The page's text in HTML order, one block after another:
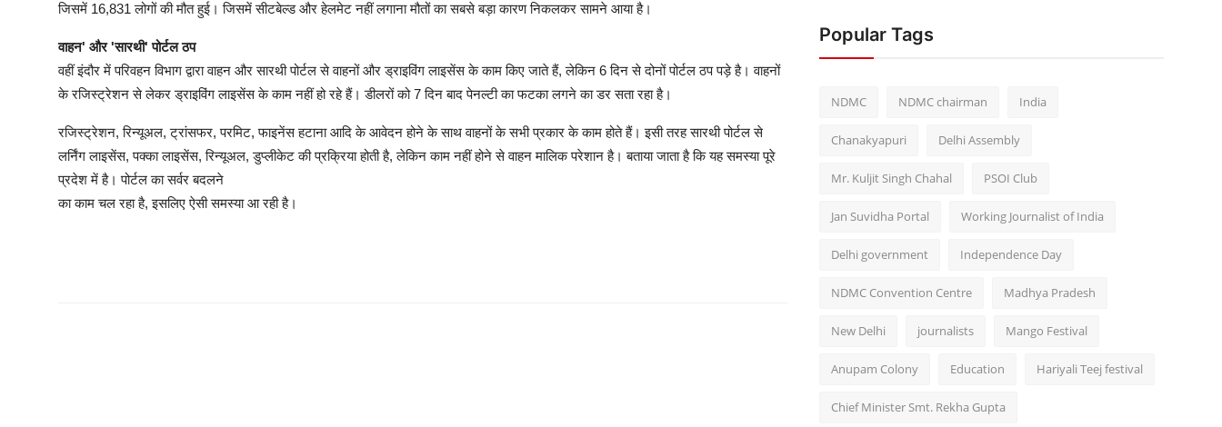
जिसमें 16,831 लोगों की मौत हुई। जिसमें सीटबेल्ड और हेलमेट नहीं लगाना मौतों का सबसे बड़ा कारण निकलकर सामने आया है।
वाहन' और 'सारथी' पोर्टल ठप
वहीं इंदौर में परिवहन विभाग द्वारा वाहन और सारथी पोर्टल से वाहनों और ड्राइविंग लाइसेंस के काम किए जाते हैं, लेकिन 6 दिन से दोनों पोर्टल ठप पड़े है। वाहनों
के रजिस्ट्रेशन से लेकर ड्राइविंग लाइसेंस के काम नहीं हो रहे हैं। डीलरों को 7 दिन बाद पेनल्टी का फटका लगने का डर सता रहा है।
रजिस्ट्रेशन, रिन्यूअल, ट्रांसफर, परमिट, फाइनेंस हटाना आदि के आवेदन होने के साथ वाहनों के सभी प्रकार के काम होते हैं। इसी तरह सारथी पोर्टल से
लर्निंग लाइसेंस, पक्का लाइसेंस, रिन्यूअल, डुप्लीकेट की प्रक्रिया होती है, लेकिन काम नहीं होने से वाहन मालिक परेशान है। बताया जाता है कि यह समस्या पूरे
प्रदेश में है। पोर्टल का सर्वर बदलने
का काम चल रहा है, इसलिए ऐसी समस्या आ रही है।
Popular Tags
NDMC NDMC chairman India
Chanakyapuri Delhi Assembly
Mr. Kuljit Singh Chahal PSOI Club
Jan Suvidha Portal Working Journalist of India
Delhi government Independence Day
NDMC Convention Centre Madhya Pradesh
New Delhi journalists Mango Festival
Anupam Colony Education Hariyali Teej festival
Chief Minister Smt. Rekha Gupta